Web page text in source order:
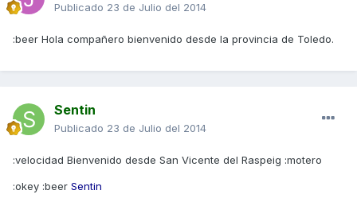
Publicado 23 de Julio del 2014
:beer Hola compañero bienvenido desde la provincia de Toledo.
Sentin
Publicado 23 de Julio del 2014
:velocidad Bienvenido desde San Vicente del Raspeig :motero
:okey :beer Sentin